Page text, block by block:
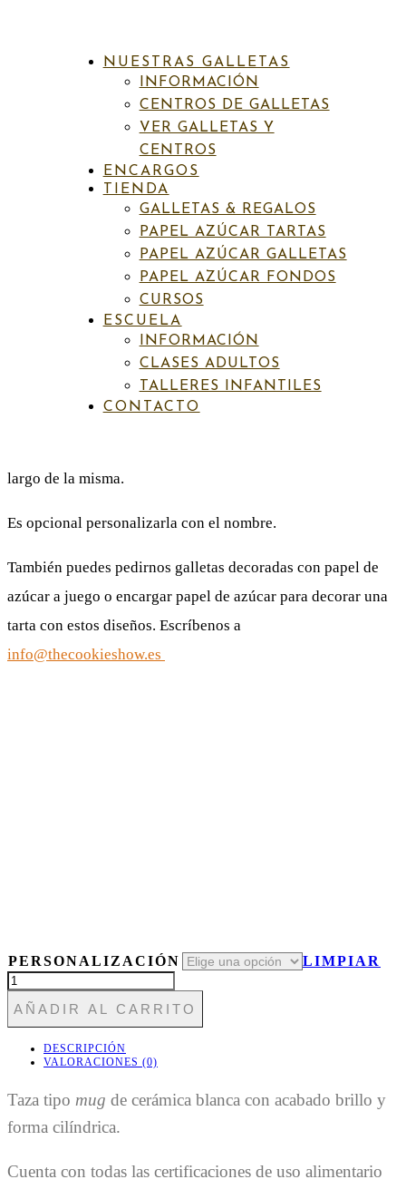
NUESTRAS GALLETAS
INFORMACIÓN
CENTROS DE GALLETAS
VER GALLETAS Y
CENTROS
ENCARGOS
TIENDA
GALLETAS & REGALOS
PAPEL AZÚCAR TARTAS
PAPEL AZÚCAR GALLETAS
PAPEL AZÚCAR FONDOS
CURSOS
ESCUELA
INFORMACIÓN
CLASES ADULTOS
TALLERES INFANTILES
CONTACTO
GALLETAS & REGALOS
TAZA397 SURF GNOMO / SURFISTA
Categorías:Deportes,Galletas & Regalos,Tazas
Tazas chico deporte,Tazas de aficiones
Taza397 Surf gnomo / Surfista
16,00€ Rango
hasta
16,00€
IVA incluído
largo de la misma.
Es opcional personalizarla con el nombre.
También puedes pedirnos galletas decoradas con papel de
azúcar a juego o encargar papel de azúcar para decorar una
tarta con estos diseños. Escríbenos a
info@thecookieshow.es
PERSONALIZACIÓN
LIMPIAR
TAZA397
SURF
GNOMO
/
SURFISTA
CANTIDAD
AÑADIR AL CARRITO
DESCRIPCIÓN
VALORACIONES (0)
Taza tipo mug de cerámica blanca con acabado brillo y
forma cilíndrica.
Cuenta con todas las certificaciones de uso alimentario